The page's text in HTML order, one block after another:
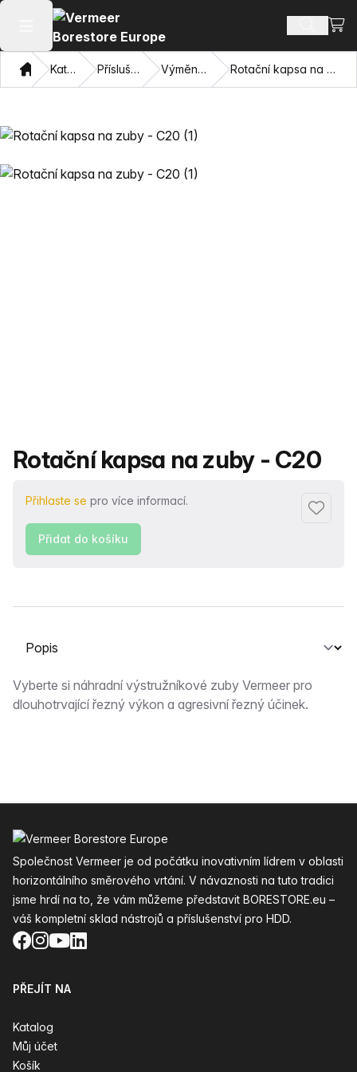
Otevřít hlavní menu Hledat
DomovKatalog Příslušenství Výměnné bity Rotační kapsa na zuby - C20
Název produktu
Rotační kapsa na zuby - C20
Přihlaste se pro více informací.
Přidat
Přidat do košíku
Vyberte kartu
Popis
Vyberte si náhradní výstružníkové zuby Vermeer pro
dlouhotrvající řezný výkon a agresivní řezný účinek.
Společnost Vermeer je od počátku inovativním lídrem v oblasti
horizontálního směrového vrtání. V návaznosti na tuto tradici
jsme hrdí na to, že vám můžeme představit BORESTORE.eu –
váš kompletní sklad nástrojů a příslušenství pro HDD.
Facebook
Instagram
YouTube
LinkedIn
PŘEJÍT NA
Katalog
Můj účet
Košík